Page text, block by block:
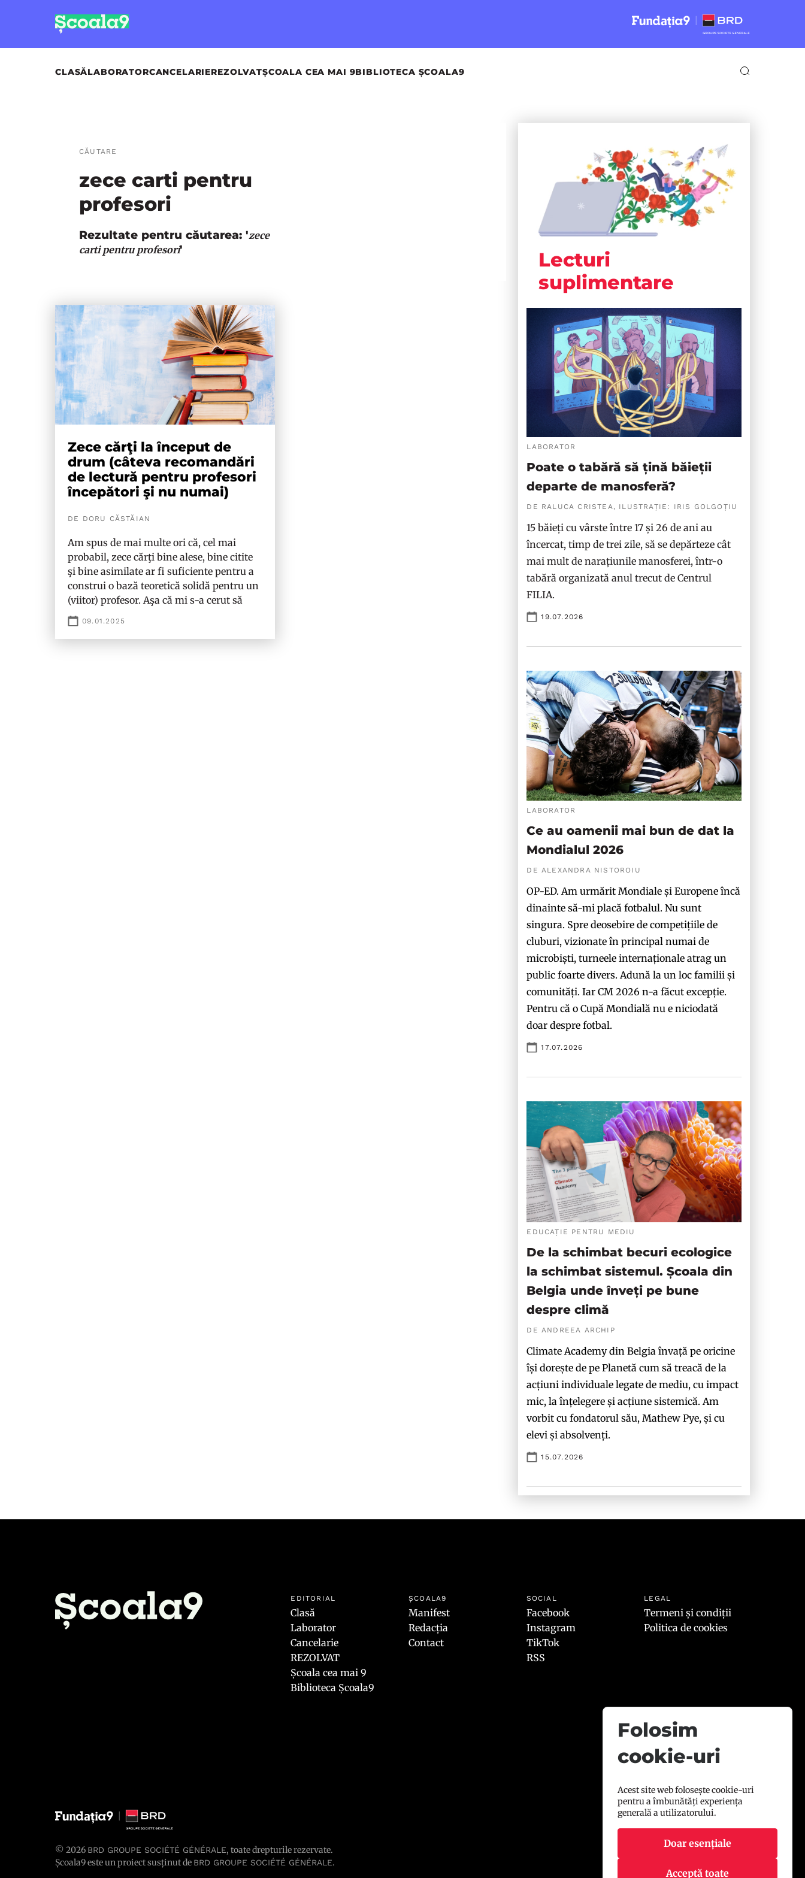
CLASĂLABORATORCANCELARIEREZOLVATȘCOALA CEA MAI 9BIBLIOTECA ȘCOALA9
CĂUTARE
zece carti pentru
profesori
Rezultate pentru căutarea: 'zece
carti pentru profesori'
Zece cărţi la ȋnceput de
drum (câteva recomandări
de lectură pentru profesori
ȋncepători şi nu numai)
DE DORU CĂSTĂIAN
Am spus de mai multe ori că, cel mai
probabil, zece cărţi bine alese, bine citite
şi bine asimilate ar fi suficiente pentru a
construi o bază teoretică solidă pentru un
(viitor) profesor. Aşa că mi s-a cerut să
09.01.2025
Lecturi
suplimentare
LABORATOR
Poate o tabără să țină băieții
departe de manosferă?
DE RALUCA CRISTEA, ILUSTRAȚIE: IRIS GOLGOȚIU
15 băieți cu vârste între 17 și 26 de ani au
încercat, timp de trei zile, să se depărteze cât
mai mult de narațiunile manosferei, într-o
tabără organizată anul trecut de Centrul
FILIA.
19.07.2026
LABORATOR
Ce au oamenii mai bun de dat la
Mondialul 2026
DE ALEXANDRA NISTOROIU
OP-ED. Am urmărit Mondiale și Europene încă
dinainte să-mi placă fotbalul. Nu sunt
singura. Spre deosebire de competițiile de
cluburi, vizionate în principal numai de
microbiști, turneele internaționale atrag un
public foarte divers. Adună la un loc familii și
comunități. Iar CM 2026 n-a făcut excepție.
Pentru că o Cupă Mondială nu e niciodată
doar despre fotbal.
17.07.2026
EDUCAȚIE PENTRU MEDIU
De la schimbat becuri ecologice
la schimbat sistemul. Școala din
Belgia unde înveți pe bune
despre climă
DE ANDREEA ARCHIP
Climate Academy din Belgia învață pe oricine
își dorește de pe Planetă cum să treacă de la
acțiuni individuale legate de mediu, cu impact
mic, la înțelegere și acțiune sistemică. Am
vorbit cu fondatorul său, Mathew Pye, și cu
elevi și absolvenți.
15.07.2026
EDITORIAL
Clasă
Laborator
Cancelarie
REZOLVAT
Școala cea mai 9
Biblioteca Școala9
ȘCOALA9
Manifest
Redacția
Contact
SOCIAL
Facebook
Instagram
TikTok
RSS
LEGAL
Termeni și condiții
Politica de cookies
© 2026 BRD GROUPE SOCIÉTÉ GÉNÉRALE, toate drepturile rezervate.
Școala9 este un proiect susținut de BRD GROUPE SOCIÉTÉ GÉNÉRALE.
Folosim
cookie-uri
Acest site web folosește cookie-uri
pentru a îmbunătăți experiența
generală a utilizatorului.
Doar esențiale
Acceptă toate